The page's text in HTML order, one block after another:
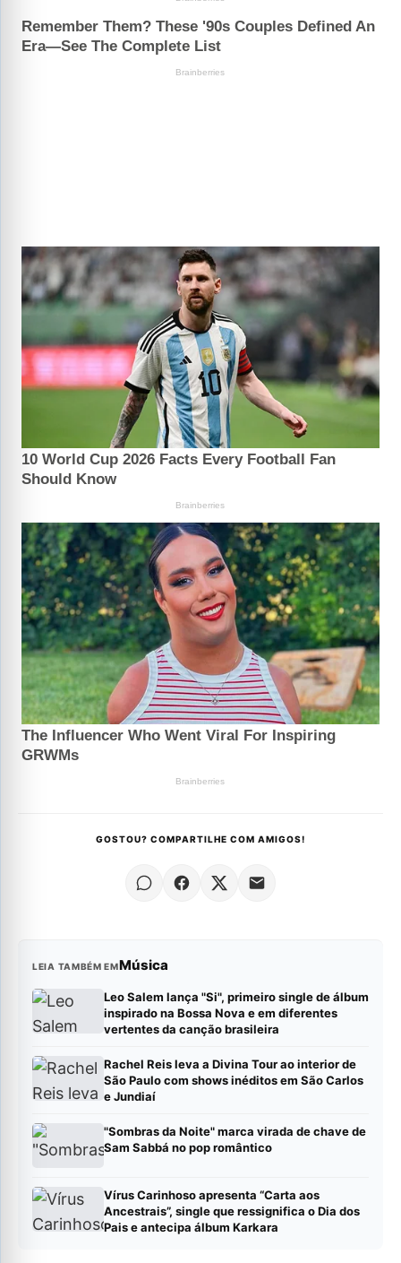
GOSTOU? COMPARTILHE COM AMIGOS!
LEIA TAMBÉM EMMúsica
Leo Salem lança "Si", primeiro single de álbum
inspirado na Bossa Nova e em diferentes
vertentes da canção brasileira
Rachel Reis leva a Divina Tour ao interior de
São Paulo com shows inéditos em São Carlos
e Jundiaí
"Sombras da Noite" marca virada de chave de
Sam Sabbá no pop romântico
Vírus Carinhoso apresenta “Carta aos
Ancestrais”, single que ressignifica o Dia dos
Pais e antecipa álbum Karkara